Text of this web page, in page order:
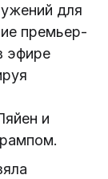
для
премьер-
эфире
и